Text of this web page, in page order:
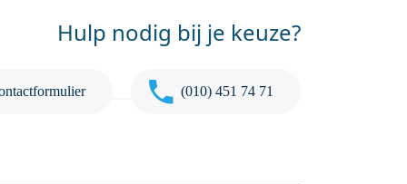
Hulp nodig bij je keuze?
(010) 451 74 71